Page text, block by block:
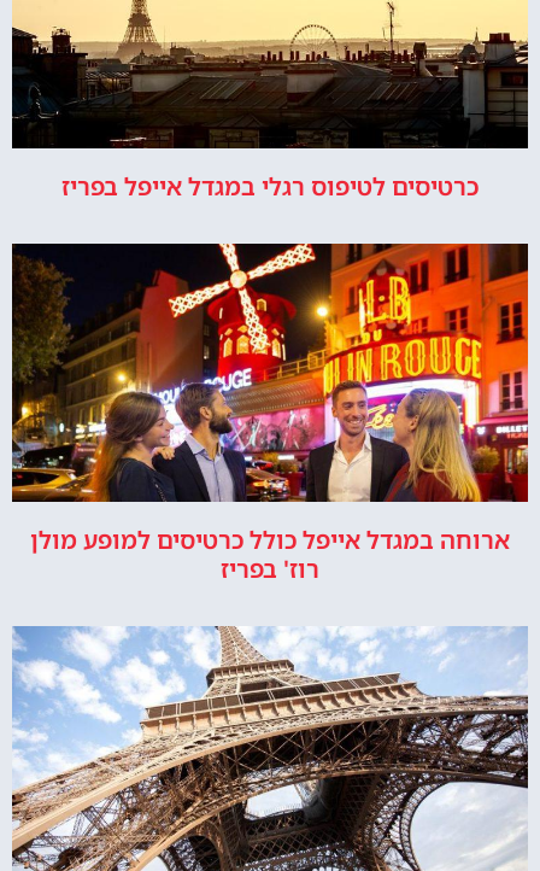
כרטיסים לטיפוס רגלי במגדל אייפל בפריז
ארוחה במגדל אייפל כולל כרטיסים למופע מולן
רוז' בפריז